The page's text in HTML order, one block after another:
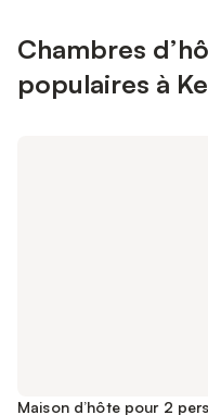
Chambres
populaires à